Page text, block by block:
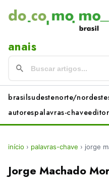
anais
brasilsudestenorte/nordeste
autorespalavras-chave
início › palavras-chave › jorge
Jorge Machado